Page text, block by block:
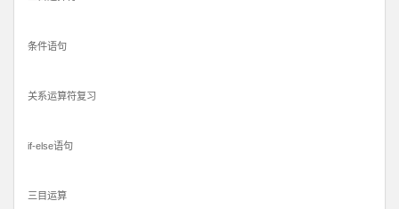
条件语句
关系运算符复习
if-else语句
三目运算